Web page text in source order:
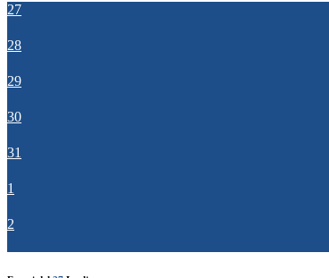
27
28
29
30
31
1
2